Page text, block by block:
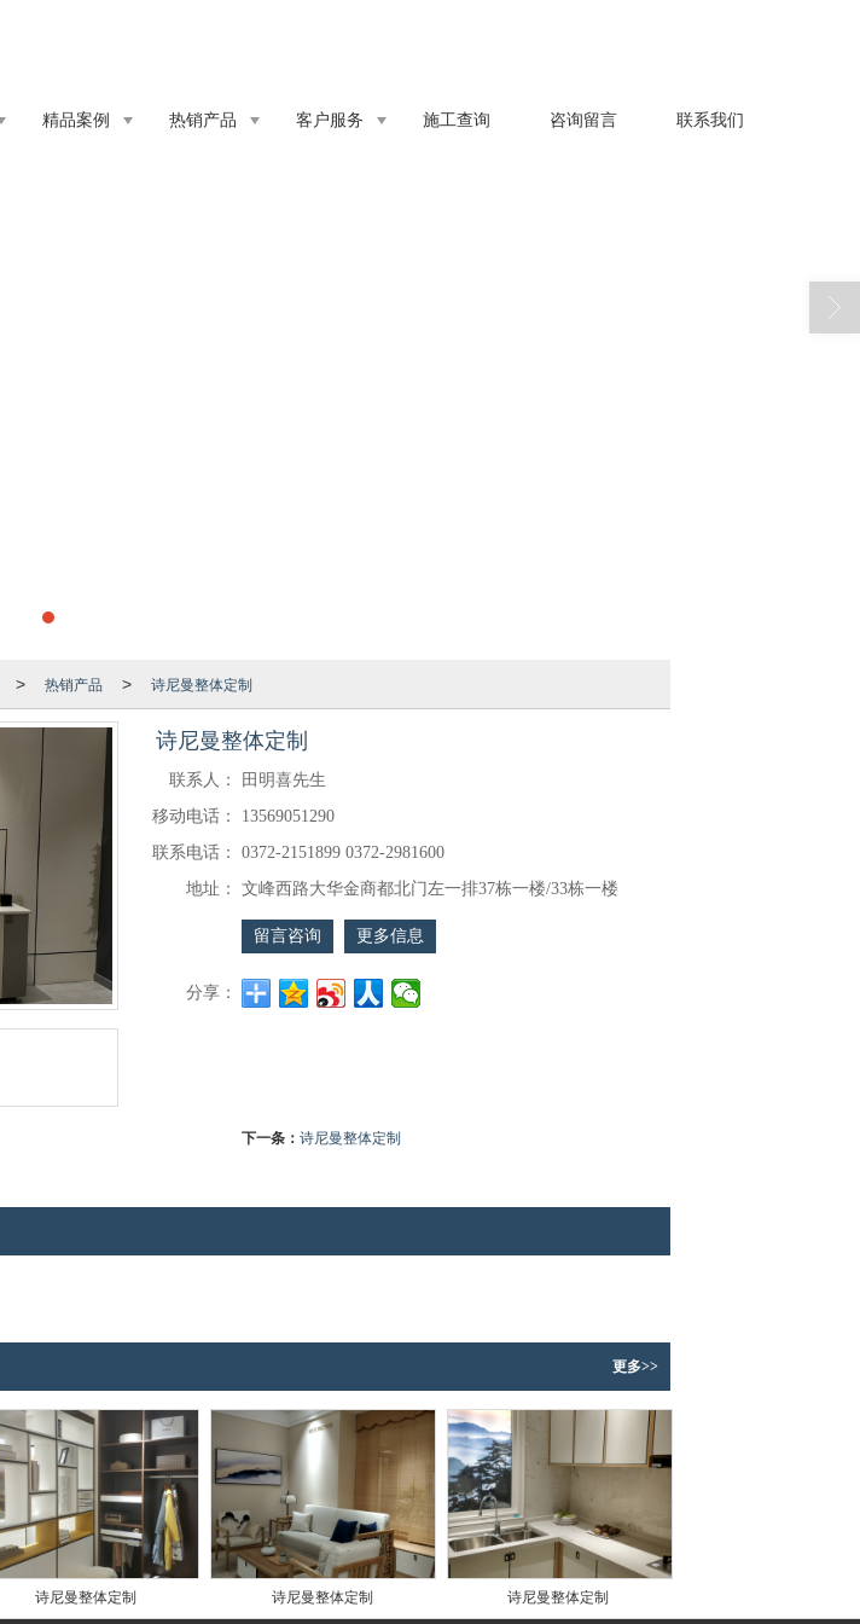
精品案例 热销产品 客户服务 施工查询 咨询留言 联系我们
> 热销产品 > 诗尼曼整体定制
诗尼曼整体定制
联系人：
田明喜先生
移动电话：
13569051290
联系电话：
0372-2151899 0372-2981600
地址：
文峰西路大华金商都北门左一排37栋一楼/33栋一楼
留言咨询 更多信息
分享：
下一条： 诗尼曼整体定制
更多>>
诗尼曼整体定制 诗尼曼整体定制 诗尼曼整体定制